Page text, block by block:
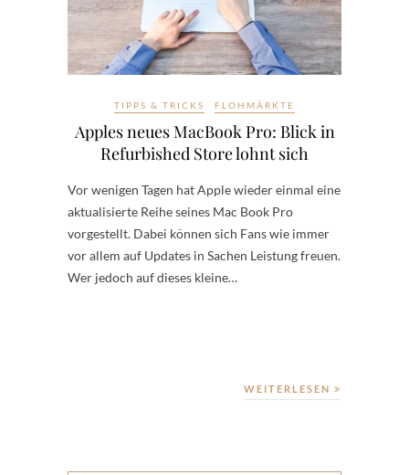
TIPPS & TRICKS FLOHMÄRKTE
Apples neues MacBook Pro: Blick in
Refurbished Store lohnt sich
Vor wenigen Tagen hat Apple wieder einmal eine
aktualisierte Reihe seines Mac Book Pro
vorgestellt. Dabei können sich Fans wie immer
vor allem auf Updates in Sachen Leistung freuen.
Wer jedoch auf dieses kleine…
WEITERLESEN